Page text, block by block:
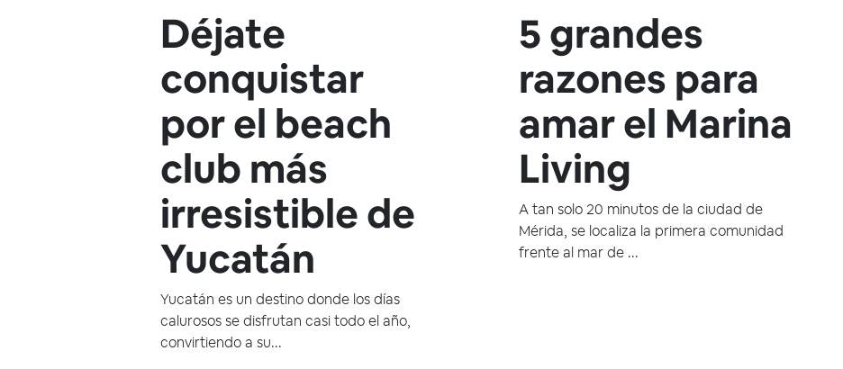
Déjate
conquistar
por el beach
club más
irresistible de
Yucatán
Yucatán es un destino donde los días
calurosos se disfrutan casi todo el año,
convirtiendo a su...
5 grandes
razones para
amar el Marina
Living
A tan solo 20 minutos de la ciudad de
Mérida, se localiza la primera comunidad
frente al mar de ...